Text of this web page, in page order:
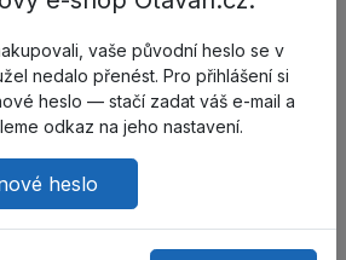
široký 5 cm, zajišťuje maximální
a fluorescenční žlutá
vaše původní heslo se v
nedalo přenést. Pro přihlášení si
heslo — stačí zadat váš e-mail a
odkaz na jeho nastavení.
heslo